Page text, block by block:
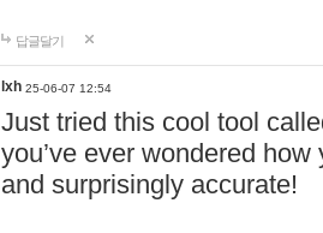
답글달기
lxh 25-06-07 12:54
Just tried this cool tool
you’ve ever wondered
and surprisingly accurate!